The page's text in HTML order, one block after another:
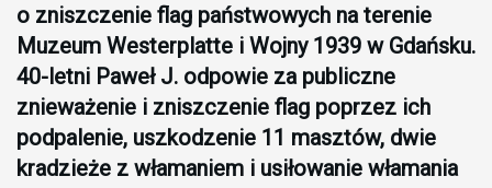
o zniszczenie flag państwowych na terenie
Muzeum Westerplatte i Wojny 1939 w Gdańsku.
40-letni Paweł J. odpowie za publiczne
znieważenie i zniszczenie flag poprzez ich
podpalenie, uszkodzenie 11 masztów, dwie
kradzieże z włamaniem i usiłowanie włamania